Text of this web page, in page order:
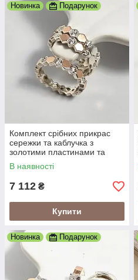
Новинка Подарунок
Комплект срібних прикрас
сережки та каблучка з
золотими пластинами та
цирконами
В наявності
7 112 ₴
Купити
Новинка Подарунок